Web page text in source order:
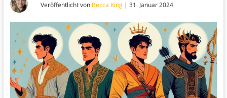
Veröffentlicht von Becca King| 31. Januar 2024